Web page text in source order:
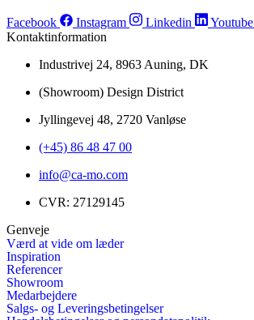
Facebook Instagram Linkedin
Youtube
Kontaktinformation
Industrivej 24, 8963 Auning, DK
(Showroom) Design District
Jyllingevej 48, 2720 Vanløse
(+45) 86 48 47 00
info@ca-mo.com
CVR: 27129145
Genveje
Værd at vide om læder
Inspiration
Referencer
Showroom
Medarbejdere
Salgs- og Leveringsbetingelser